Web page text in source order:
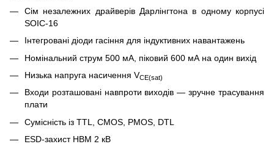
Сім незалежних драйверів Дарлінгтона в одному корпусі
SOIC-16
Інтегровані діоди гасіння для індуктивних навантажень
Номінальний струм 500 мА, піковий 600 мА на один вихід
Низька напруга насичення VCE(sat)
Входи розташовані навпроти виходів — зручне трасування
плати
Сумісність із TTL, CMOS, PMOS, DTL
ESD-захист HBM 2 кВ